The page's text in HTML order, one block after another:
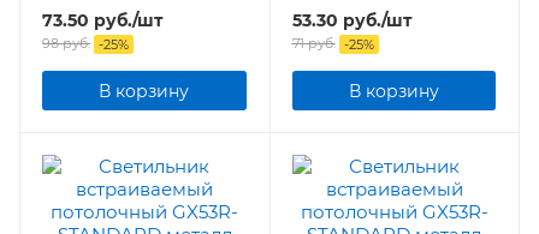
ультратонкий металл
золото
73.50 руб./шт
98руб. -25%
В корзину
ультратонкий металл
белый
53.30 руб./шт
71руб. -25%
В корзину